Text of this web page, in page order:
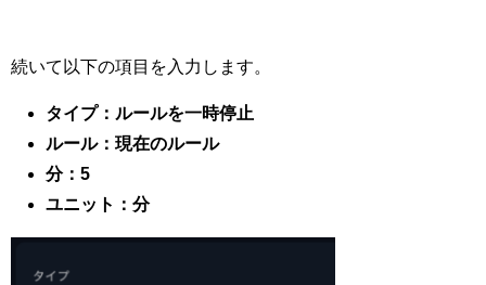
続いて以下の項目を入力します。
タイプ：ルールを一時停止
ルール：現在のルール
分：5
ユニット：分